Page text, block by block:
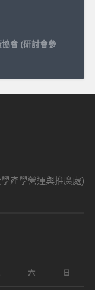
會 (研討會參
產學營運與推廣處)
六 日